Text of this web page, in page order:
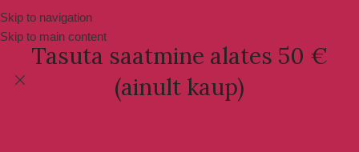
Skip to navigation
Skip to main content
Tasuta saatmine alates 50 €
(ainult kaup)